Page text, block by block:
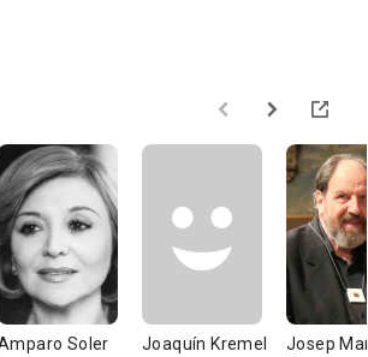
Soler
Joaquín Kremel
Josep